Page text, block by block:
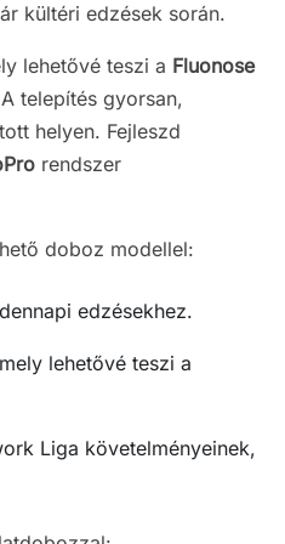
kültéri edzések során.
lehetővé teszi a Fluonose
telepítés gyorsan,
helyen. Fejleszd
rendszer
doboz modellel:
edzésekhez.
lehetővé teszi a
Liga követelményeinek,